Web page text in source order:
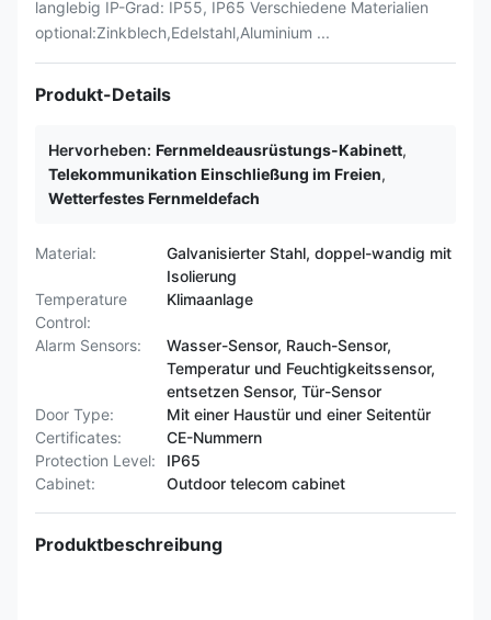
langlebig IP-Grad: IP55, IP65 Verschiedene Materialien
optional:Zinkblech,Edelstahl,Aluminium ...
Produkt-Details
Hervorheben: Fernmeldeausrüstungs-Kabinett,
Telekommunikation Einschließung im Freien,
Wetterfestes Fernmeldefach
Material:
Galvanisierter Stahl, doppel-wandig mit
Isolierung
Temperature
Control:
Klimaanlage
Alarm Sensors:
Wasser-Sensor, Rauch-Sensor,
Temperatur und Feuchtigkeitssensor,
entsetzen Sensor, Tür-Sensor
Door Type:
Mit einer Haustür und einer Seitentür
Certificates:
CE-Nummern
Protection Level:
IP65
Cabinet:
Outdoor telecom cabinet
Produktbeschreibung